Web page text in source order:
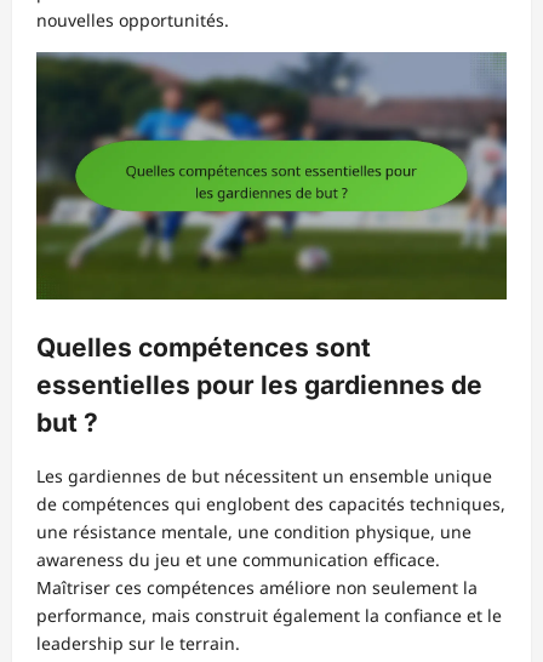
nouvelles opportunités.
Quelles compétences sont
essentielles pour les gardiennes de
but ?
Les gardiennes de but nécessitent un ensemble unique
de compétences qui englobent des capacités techniques,
une résistance mentale, une condition physique, une
awareness du jeu et une communication efficace.
Maîtriser ces compétences améliore non seulement la
performance, mais construit également la confiance et le
leadership sur le terrain.